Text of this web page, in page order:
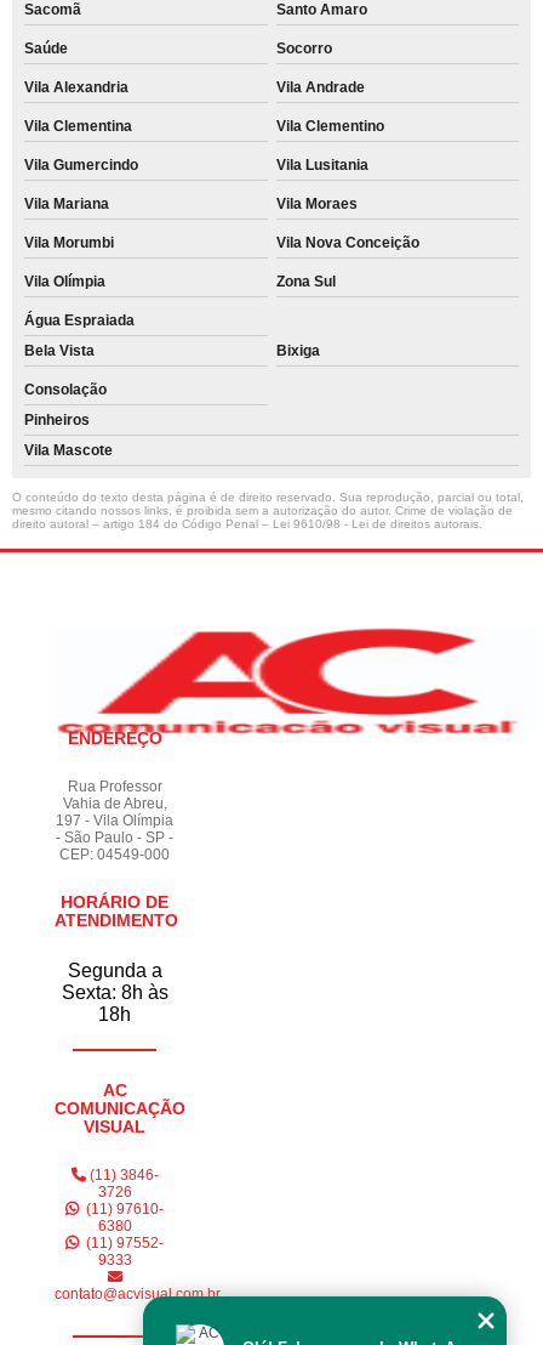
Sacomã Santo Amaro
Saúde Socorro
Vila Alexandria Vila Andrade
Vila Clementina Vila Clementino
Vila Gumercindo Vila Lusitania
Vila Mariana Vila Moraes
Vila Morumbi Vila Nova Conceição
Vila Olímpia Zona Sul
Água Espraiada
Bela Vista
Bixiga
Consolação
Pinheiros
Vila Mascote
O conteúdo do texto desta página é de direito reservado. Sua reprodução, parcial ou total,
mesmo citando nossos links, é proibida sem a autorização do autor. Crime de violação de
direito autoral – artigo 184 do Código Penal – Lei 9610/98 - Lei de direitos autorais
ENDEREÇO
Rua Professor
Vahia de Abreu,
197 - Vila Olímpia
- São Paulo - SP -
CEP: 04549-000
HORÁRIO DE
ATENDIMENTO
Segunda a
Sexta: 8h às
18h
AC
COMUNICAÇÃO
VISUAL
(11) 3846-
3726
(11) 97610-
6380
(11) 97552-
9333
contato@acvisual.com.br